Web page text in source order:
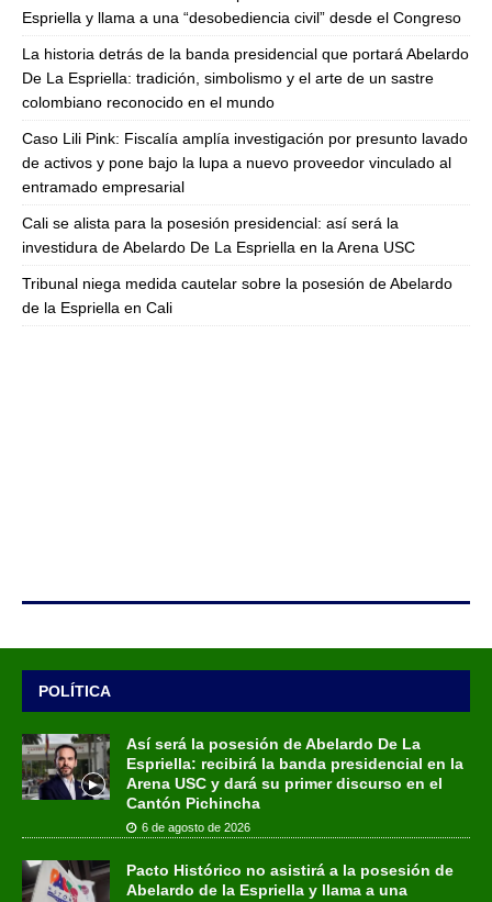
Espriella y llama a una “desobediencia civil” desde el Congreso
La historia detrás de la banda presidencial que portará Abelardo
De La Espriella: tradición, simbolismo y el arte de un sastre
colombiano reconocido en el mundo
Caso Lili Pink: Fiscalía amplía investigación por presunto lavado
de activos y pone bajo la lupa a nuevo proveedor vinculado al
entramado empresarial
Cali se alista para la posesión presidencial: así será la
investidura de Abelardo De La Espriella en la Arena USC
Tribunal niega medida cautelar sobre la posesión de Abelardo
de la Espriella en Cali
POLÍTICA
Así será la posesión de Abelardo De La
Espriella: recibirá la banda presidencial en la
Arena USC y dará su primer discurso en el
Cantón Pichincha
6 de agosto de 2026
Pacto Histórico no asistirá a la posesión de
Abelardo de la Espriella y llama a una